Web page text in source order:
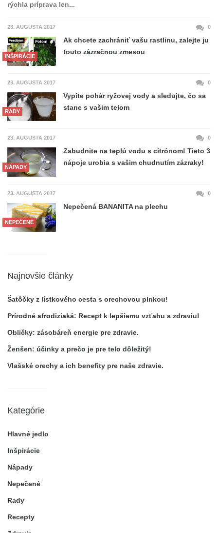
rýchla príprava len...
23. AUGUSTA 2017 0
INŠPIRÁCIE
Ak chcete zachrániť vašu rastlinu, zalejte ju
touto zázračnou zmesou
23. AUGUSTA 2017 0
RADY
Vypite pohár ryžovej vody a sledujte, čo sa
stane s vašim telom
23. AUGUSTA 2017 0
NÁPADY
Zabudnite na teplú vodu s citrónom! Tieto 3
nápoje urobia s vašim chudnutím zázraky!
23. AUGUSTA 2017 0
NEPEČENÉ
Nepečená BANANITA na plechu
Najnovšie články
Šatôčky z lístkového cesta s orechovou plnkou!
Prírodné afrodiziaká: Recept k lepšiemu vzťahu a zdraviu!
Obličky: zásobáreň energie pre zdravie.
Ženšen: účinky a prečo je pre telo dôležitý!
Vlašské orechy a ich benefity pre naše zdravie.
Kategórie
Hlavné jedlo
Inšpirácie
Nápady
Nepečené
Rady
Recepty